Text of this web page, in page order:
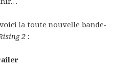
la toute nouvelle bande-
2 :